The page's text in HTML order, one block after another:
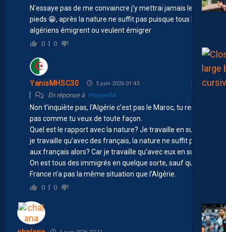
N’essaye pas de me convaincre j’y mettrai jamais les
pieds 😁, après la nature ne suffit pas puisque tous les
algériens émigrent ou veulent émigrer
0 0
YanisMHSC30 5 juin 2026 01:43
En réponse à Prunier34
Non t’inquiète pas, l’Algérie c’est pas le Maroc, tu rentres
pas comme tu veux de toute façon.
Quel est le rapport avec la nature? Je travaille en suisse,
je travaille qu’avec des français, la nature ne suffit pas
aux français alors? Car je travaille qu’avec eux en suisse.
On est tous des immigrés en quelque sorte, sauf que la
France n’a pas la même situation que l’Algérie.
0 0